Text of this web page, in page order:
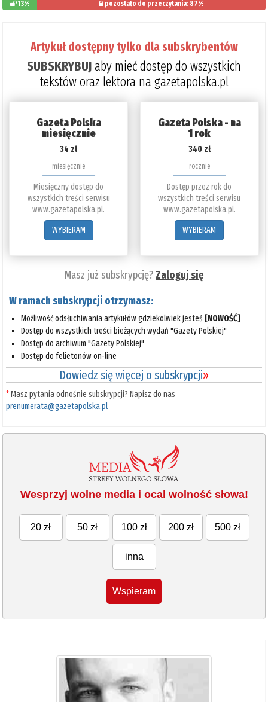
13% pozostało do przeczytania: 87%
Artykuł dostępny tylko dla subskrybentów
SUBSKRYBUJaby mieć dostęp do wszystkich
tekstów oraz lektora na gazetapolska.pl
Gazeta Polska
miesięcznie
34 zł
miesięcznie
Miesięczny dostęp do
wszystkich treści serwisu
www.gazetapolska.pl.
WYBIERAM
Gazeta Polska - na
1 rok
340 zł
rocznie
Dostęp przez rok do
wszystkich treści serwisu
www.gazetapolska.pl.
WYBIERAM
Masz już subskrypcję?Zaloguj się
W ramach subskrypcji otrzymasz:
Możliwość odsłuchiwania artykułów gdziekolwiek jesteś [NOWOŚĆ]
Dostęp do wszystkich treści bieżących wydań "Gazety Polskiej"
Dostęp do archiwum "Gazety Polskiej"
Dostęp do felietonów on-line
Dowiedz się więcej o subskrypcji»
*Masz pytania odnośnie subskrypcji? Napisz do nas
prenumerata@gazetapolska.pl
Wesprzyj wolne media i ocal wolność słowa!
20 zł 50 zł 100 zł 200 zł 500 zł
inna
Wspieram